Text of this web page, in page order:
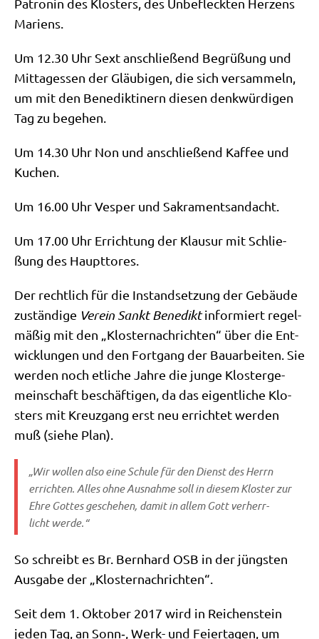
Patro­nin des Klo­sters, des Unbe­fleck­ten Her­zens
Mariens.
Um 12.30 Uhr Sext anschlie­ßend Begrü­ßung und
Mit­tag­essen der Gläu­bi­gen, die sich ver­sam­meln,
um mit den Bene­dik­ti­nern die­sen denk­wür­di­gen
Tag zu begehen.
Um 14.30 Uhr Non und anschlie­ßend Kaf­fee und
Kuchen.
Um 16.00 Uhr Ves­per und Sakramentsandacht.
Um 17.00 Uhr Errich­tung der Klau­sur mit Schlie­
ßung des Haupttores.
Der recht­lich für die Instand­set­zung der Gebäu­de
zustän­di­ge Ver­ein Sankt Bene­diktinfor­miert regel­
mä­ßig mit den „Klo­ster­nach­rich­ten“ über die Ent­
wick­lun­gen und den Fort­gang der Bau­ar­bei­ten. Sie
wer­den noch etli­che Jah­re die jun­ge Klo­ster­ge­
mein­schaft beschäf­ti­gen, da das eigent­li­che Klo­
sters mit Kreuz­gang erst neu errich­tet wer­den
muß (sie­he Plan).
„Wir wol­len also eine Schu­le für den Dienst des Herrn
errich­ten. Alles ohne Aus­nah­me soll in die­sem Klo­ster zur
Ehre Got­tes gesche­hen, damit in allem Gott ver­herr­
licht werde.“
So schreibt es Br. Bern­hard OSB in der jüng­sten
Aus­ga­be der „Klo­ster­nach­rich­ten“.
Seit dem 1. Okto­ber 2017 wird in Rei­chen­stein
jeden Tag, an Sonn‑, Werk- und Fei­er­ta­gen, um